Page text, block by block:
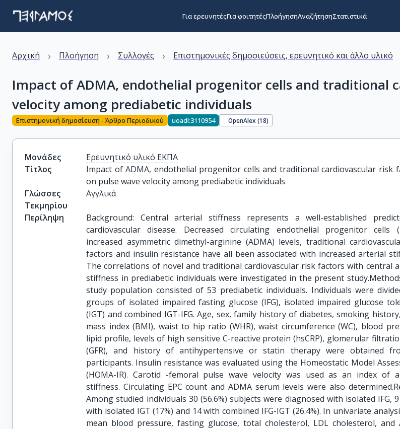
Για ερευνητέςΓια φοιτητέςΠλοήγησηΑναζήτησηΣτατιστικά
Αρχική › Πλοήγηση › Συλλογές › Επιστημονικές δημοσιεύσεις, ερευνητικό και άλλο υλικό
Impact of ADMA, endothelial progenitor cells and traditional
velocity among prediabetic individuals
Επιστημονική δημοσίευση - Άρθρο Περιοδικού uoadl:3110954 OpenAlex (18)
Μονάδες
Ερευνητικό υλικό ΕΚΠΑ
Τίτλος
Impact of ADMA, endothelial progenitor cells and traditional cardiovascular risk
on pulse wave velocity among prediabetic individuals
Γλώσσες
Τεκμηρίου
Αγγλικά
Περίληψη
Background: Central arterial stiffness represents a well-established
cardiovascular disease. Decreased circulating endothelial progenitor cells
increased asymmetric dimethyl-arginine (ADMA) levels, traditional
factors and insulin resistance have all been associated with increased arterial
The correlations of novel and traditional cardiovascular risk factors with central
stiffness in prediabetic individuals were investigated in the present
study population consisted of 53 prediabetic individuals. Individuals were
groups of isolated impaired fasting glucose (IFG), isolated impaired glucose
(IGT) and combined IGT-IFG. Age, sex, family history of diabetes, smoking
mass index (BMI), waist to hip ratio (WHR), waist circumference (WC), blood
lipid profile, levels of high sensitive C-reactive protein (hsCRP), glomerular
(GFR), and history of antihypertensive or statin therapy were obtained
participants. Insulin resistance was evaluated using the Homeostatic Model
(HOMA-IR). Carotid -femoral pulse wave velocity was used as an index of
stiffness. Circulating EPC count and ADMA serum levels were also
Among studied individuals 30 (56.6%) subjects were diagnosed with isolated IFG, 9
with isolated IGT (17%) and 14 with combined IFG-IGT (26.4%). In univariate
mean blood pressure, fasting glucose, total cholesterol, LDL cholesterol, and